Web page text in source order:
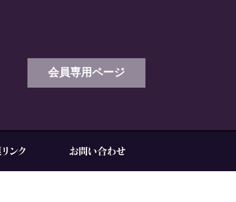
会員専用ページ